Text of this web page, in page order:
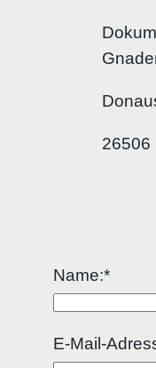
26506
Name:*
E-Mail-